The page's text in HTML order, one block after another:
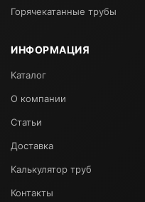
Горячекатанные трубы
ИНФОРМАЦИЯ
Каталог
О компании
Статьи
Доставка
Калькулятор труб
Контакты